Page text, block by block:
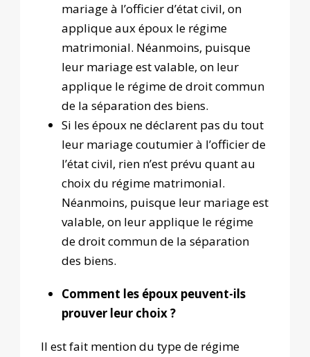
mariage à l’officier d’état civil, on
applique aux époux le régime
matrimonial. Néanmoins, puisque
leur mariage est valable, on leur
applique le régime de droit commun
de la séparation des biens.
Si les époux ne déclarent pas du tout
leur mariage coutumier à l’officier de
l’état civil, rien n’est prévu quant au
choix du régime matrimonial.
Néanmoins, puisque leur mariage est
valable, on leur applique le régime
de droit commun de la séparation
des biens.
Comment les époux peuvent-ils
prouver leur choix ?
Il est fait mention du type de régime